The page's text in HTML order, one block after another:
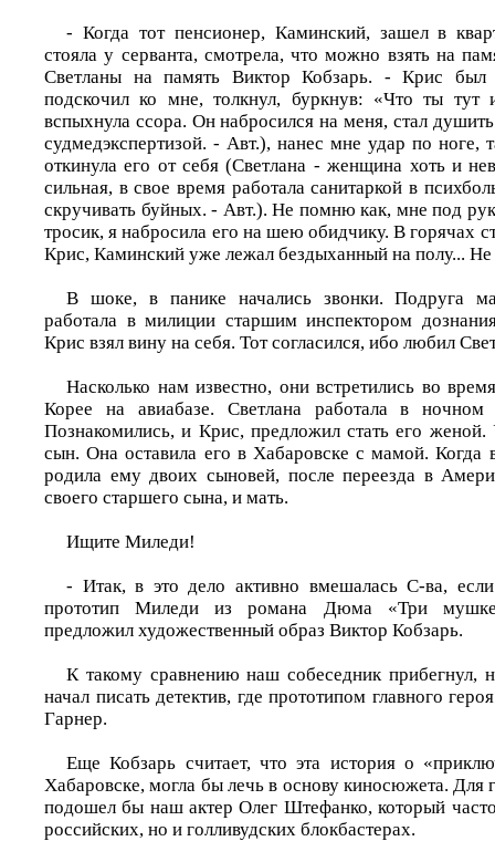
- Когда тот пенсионер, Каминский, зашел в
стояла у серванта, смотрела, что можно взять на
Светланы на память Виктор Кобзарь. - Крис был
подскочил ко мне, толкнул, буркнув: «Что ты
вспыхнула ссора. Он набросился на меня, стал
судмедэкспертизой. - Авт.), нанес мне удар по ноге,
откинула его от себя (Светлана - женщина хоть и
сильная, в свое время работала санитаркой в
скручивать буйных. - Авт.). Не помню как, мне под
тросик, я набросила его на шею обидчику. В горячах
Крис, Каминский уже лежал бездыханный на полу...
В шоке, в панике начались звонки. Подруга
работала в милиции старшим инспектором
Крис взял вину на себя. Тот согласился, ибо любил
Насколько нам известно, они встретились во
Корее на авиабазе. Светлана работала в ночном
Познакомились, и Крис, предложил стать его
сын. Она оставила его в Хабаровске с мамой.
родила ему двоих сыновей, после переезда в
своего старшего сына, и мать.
Ищите Миледи!
- Итак, в это дело активно вмешалась С-ва, если
прототип Миледи из романа Дюма «Три
предложил художественный образ Виктор Кобзарь.
К такому сравнению наш собеседник прибегнул,
начал писать детектив, где прототипом главного
Гарнер.
Еще Кобзарь считает, что эта история о
Хабаровске, могла бы лечь в основу киносюжета. Для
подошел бы наш актер Олег Штефанко, который
российских, но и голливудских блокбастерах.